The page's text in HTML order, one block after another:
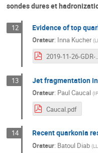
sondes dures et
12 Evidence of top
Orateur: Inna Kucher (
2019-11-26-
13 Jet fragmentation
Orateur: Paul Caucal (
Caucal.pdf
14 Recent quarkonia
Orateur: Batoul Diab (